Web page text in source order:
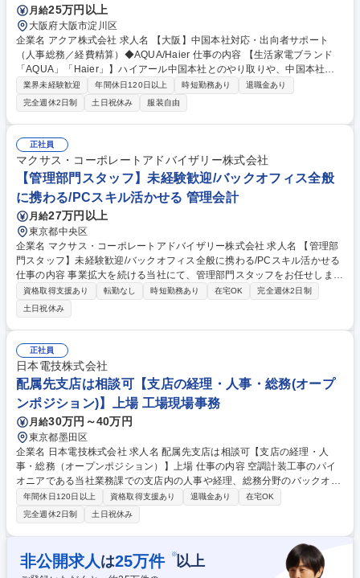
月給25万円以上
大阪府大阪市淀川区
企業名 アクア株式会社 求人名 【大阪】中国本社対応・出向者サポート
（人事総務／経費精算）◆AQUA/Haier 仕事の内容 【生活家電ブランド
「AQUA」「Haier」】ハイアール中国本社とのやり取りや、中国本社か
らの出向者サポートを中心に、人事総務・経費精算などの管理部門業務を
担当いただきます。 ＜具体的には＞中国本社からの出向者（現在20名程
度）に関する人事・総務対応を中心に、入退社や各種手続き、勤怠・給与
関連の確認、人事データ管理、福利厚生運用、問い合わせ対応などを行い
ます。あわせて、旅費精算や経費処理、郵便対応などの庶務業務も担当。
中国本社や社内関係者、税理士等と連携しながら、出向者が安心して働け
る環境づくりを支えていただきます。※業務の7～8割は中国関連対応とな
る想定です。 募集職種 【大阪】中国本社対応・出向者サポート（人事総
務／経費精算）◆AQUA/Haier
業界未経験歓迎 年間休日120日以上 時短勤務あり
退職金あり
完全週休2日制
土日祝休み 服装自由
正社員
マクサス・コーポレートアドバイザリー株式会社
【管理部門スタッフ】未経験歓迎/バックオフィス全般
に携わる/PCスキル活かせる 管理会計
月給27万円以上
東京都中央区
企業名 マクサス・コーポレートアドバイザリー株式会社 求人名 【管理部
門スタッフ】未経験歓迎/バックオフィス全般に携わる/PCスキル活かせる
仕事の内容 事業拡大を続ける当社にて、管理部門スタッフをお任せしま
す。決められた業務範囲だけではなく、総務/人事/経理/秘書業務など幅広
いバックオフィス業務をお任せするため、多角的なスキルが身につきま
す。 【具体的に】電話・来客対応や備品管理から、採用サポート、労務関
連、経費精算、請求書作成、スケジュール調整まで多岐にわたる事務業務
を担っていただきます。業務範囲は広いですが、チームでしっかり協力し
ながら進める体制のため、個人の負担が偏ることはありません。ご経験を
加味してお任せする業務を決定する予定ですのでご安心ください。バック
オフィス業務全般にチャレンジしたい方にピッタリのポジションです。 募
集職種 【管理部門スタッフ】未経験歓迎/バックオフィス全般に携わる/PC
スキル活かせる
資格取得支援あり 転勤なし 時短勤務あり 在宅OK
完全週休2日制
土日祝休み
正社員
日本電技株式会社
配属先支店は相談可【支店の経理・人事・総務(オープ
ンポジション)】上場 工場現場事務
月給30万円～40万円
東京都墨田区
企業名 日本電技株式会社 求人名 配属先支店は相談可【支店の経理・人
事・総務（オープンポジション）】上場 仕事の内容 空調計装工事のパイ
オニアである当社業務課での支店内の人事や経理、総務分野のバックオフ
ィス業務をお任せします。将来的には数年後にマネージャーのポジション
でご活躍いただける方を募集します。 支店/事業所内でのバックオフィス
事務が主な業務です。 ■工事出来高請求書の作成、請求管理などの経理業
務■工事仕入品の発注、納期管理、支払いなどの購買業務■支店内社員の労
務、勤怠管理 ■安全書類作成や入札関連資料の準備など、各事務業務 (採
用背景)支店内の業務量の増加による増員募集 （業務内容の変更の範囲：
年間休日120日以上 資格取得支援あり 退職金あり
在宅OK
完全週休2日制
土日祝休み
非公開求人 は25万件 ※以上